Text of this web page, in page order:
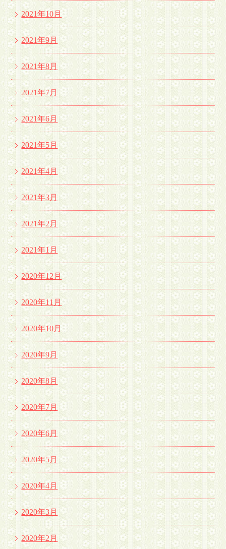
2021年10月
2021年9月
2021年8月
2021年7月
2021年6月
2021年5月
2021年4月
2021年3月
2021年2月
2021年1月
2020年12月
2020年11月
2020年10月
2020年9月
2020年8月
2020年7月
2020年6月
2020年5月
2020年4月
2020年3月
2020年2月